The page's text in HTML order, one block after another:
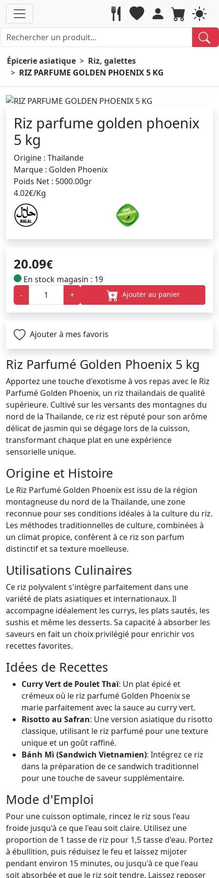
Épicerie asiatique
Riz, galettes
RIZ PARFUME GOLDEN PHOENIX 5 KG
Riz parfume golden phoenix
5 kg
Origine : Thailande
Marque : Golden Phoenix
Poids Net : 5000.00gr
4.02€/Kg
20.09€
En stock magasin : 19
-
+ Ajouter au panier
Ajouter à mes favoris
Riz Parfumé Golden Phoenix 5 kg
Apportez une touche d'exotisme à vos repas avec le Riz
Parfumé Golden Phoenix, un riz thaïlandais de qualité
supérieure. Cultivé sur les versants des montagnes du
nord de la Thaïlande, ce riz est réputé pour son arôme
délicat de jasmin qui se dégage lors de la cuisson,
transformant chaque plat en une expérience
sensorielle unique.
Origine et Histoire
Le Riz Parfumé Golden Phoenix est issu de la région
montagneuse du nord de la Thaïlande, une zone
reconnue pour ses conditions idéales à la culture du riz.
Les méthodes traditionnelles de culture, combinées à
un climat propice, confèrent à ce riz son parfum
distinctif et sa texture moelleuse.
Utilisations Culinaires
Ce riz polyvalent s'intègre parfaitement dans une
variété de plats asiatiques et internationaux. Il
accompagne idéalement les currys, les plats sautés, les
sushis et même les desserts. Sa capacité à absorber les
saveurs en fait un choix privilégié pour enrichir vos
recettes favorites.
Idées de Recettes
Curry Vert de Poulet Thaï: Un plat épicé et
crémeux où le riz parfumé Golden Phoenix se
marie parfaitement avec la sauce au curry vert.
Risotto au Safran: Une version asiatique du risotto
classique, utilisant le riz parfumé pour une texture
unique et un goût raffiné.
Bánh Mì (Sandwich Vietnamien): Intégrez ce riz
dans la préparation de ce sandwich traditionnel
pour une touche de saveur supplémentaire.
Mode d'Emploi
Pour une cuisson optimale, rincez le riz sous l'eau
froide jusqu'à ce que l'eau soit claire. Utilisez une
proportion de 1 tasse de riz pour 1,5 tasse d'eau. Portez
à ébullition, puis réduisez le feu et laissez mijoter
pendant environ 15 minutes, ou jusqu'à ce que l'eau
soit absorbée et que le riz soit tendre. Laissez reposer